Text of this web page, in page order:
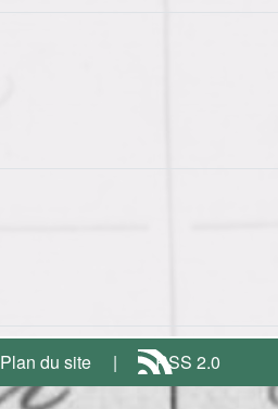
Plan du site RSS 2.0